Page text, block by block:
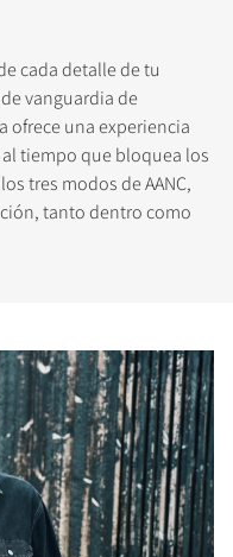
cada detalle de tu
vanguardia de
ofrece una experiencia
tiempo que bloquea los
tres modos de AANC,
tanto dentro como